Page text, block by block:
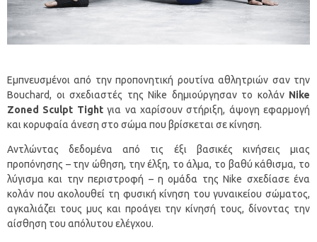
Εμπνευσμένοι από την προπονητική ρουτίνα αθλητριών σαν την
Bouchard, οι σχεδιαστές της Nike δημιούργησαν το κολάν Nike
Zoned Sculpt Tightγια να χαρίσουν στήριξη, άψογη εφαρμογή
και κορυφαία άνεση στο σώμα που βρίσκεται σε κίνηση.
Αντλώντας δεδομένα από τις έξι βασικές κινήσεις μιας
προπόνησης – την ώθηση, την έλξη, το άλμα, το βαθύ κάθισμα, το
λύγισμα και την περιστροφή – η ομάδα της Nike σχεδίασε ένα
κολάν που ακολουθεί τη φυσική κίνηση του γυναικείου σώματος,
αγκαλιάζει τους μυς και προάγει την κίνησή τους, δίνοντας την
αίσθηση του απόλυτου ελέγχου.